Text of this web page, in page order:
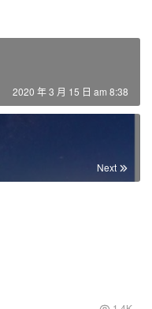
2020 年 3 月 15 日 am 8:38
Next